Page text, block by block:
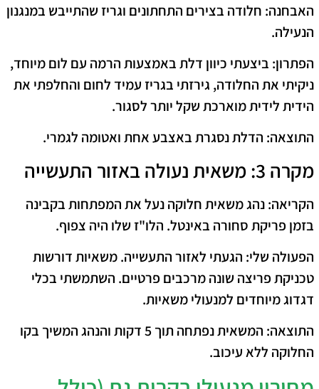
האבחנה: חלודה בצירים התחתונים וגריז שהתייבש במנגנון
הנעילה.
הפתרון: ביצעתי כיוון דלת באמצעות הרמה עם לום מיוחד,
ניקיתי את החלודה, גירזתי בגריז עמיד לחום והחלפתי את
הידית לידית מוארכת שקל יותר לסגור.
התוצאה: הדלת נסגרת באצבע אחת ואטומה לגמרי.
מקרה 3: משאית נעולה באזור התעשייה
הקריאה:נהג משאית חלוקה נעל את המפתחות בקבינה
בזמן פריקת סחורה באינטל. הלו"ז שלו היה צפוף.
הפעולה שלי: הגעתי לאזור התעשייה. משאיות דורשות
טכניקת פריצה שונה מרכבים פרטיים. השתמשתי בכלי
דגדוג מיוחדים למנעולי משאיות.
התוצאה:
המשאית נפתחה תוך 5 דקות והנהג המשיך בקו
החלוקה ללא עיכוב.